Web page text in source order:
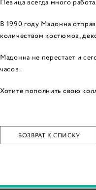
Певица всегда много
В 1990 году Мадонна
количеством костюмов,
Мадонна не перестает и
часов.
Хотите пополнить свою
ВОЗВРАТ К СПИСКУ